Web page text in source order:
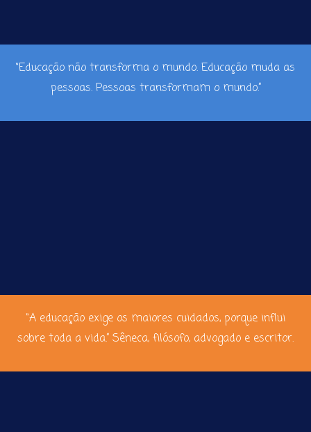
“Educação não transforma o mundo. Educação muda as
pessoas. Pessoas transformam o mundo.”
“A educação exige os maiores cuidados, porque influi
sobre toda a vida.” Sêneca, filósofo, advogado e escritor.